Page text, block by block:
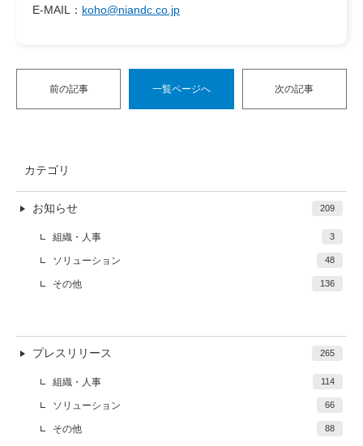
E-MAIL： koho@niandc.co.jp
前の記事 一覧ページへ 次の記事
カテゴリ
お知らせ 209
組織・人事 3
ソリューション 48
その他 136
プレスリリース 265
組織・人事 114
ソリューション 66
その他 88